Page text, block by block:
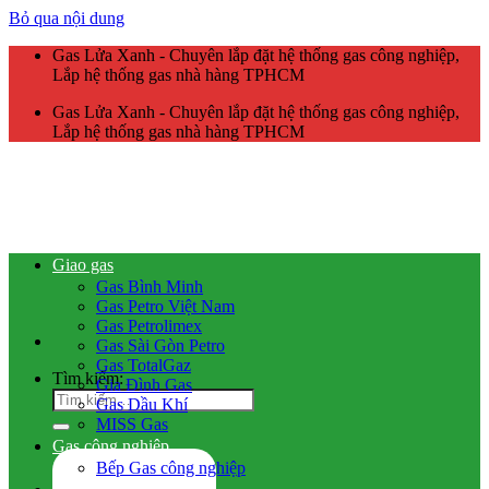
Bỏ qua nội dung
Gas Lửa Xanh - Chuyên lắp đặt hệ thống gas công nghiệp,
Lắp hệ thống gas nhà hàng TPHCM
Gas Lửa Xanh - Chuyên lắp đặt hệ thống gas công nghiệp,
Lắp hệ thống gas nhà hàng TPHCM
Tìm kiếm:
Giao gas
Gas Bình Minh
Gas Petro Việt Nam
Gas Petrolimex
Gas Sài Gòn Petro
Gas TotalGaz
Gia Đình Gas
Gas Dầu Khí
MISS Gas
Gas công nghiệp
Bếp Gas công nghiệp